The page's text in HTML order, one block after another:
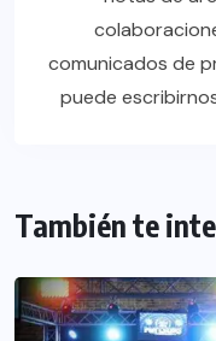
comunicados de
puede
También te